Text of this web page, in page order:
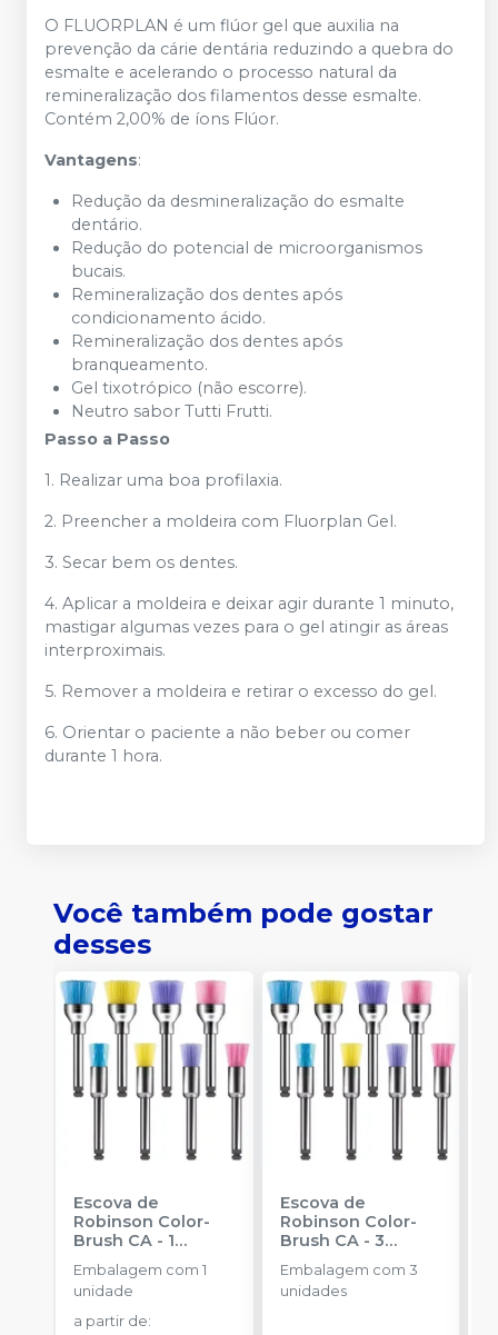
O FLUORPLAN é um flúor gel que auxilia na
prevenção da cárie dentária reduzindo a quebra do
esmalte e acelerando o processo natural da
remineralização dos filamentos desse esmalte.
Contém 2,00% de íons Flúor.
Vantagens:
Redução da desmineralização do esmalte
dentário.
Redução do potencial de microorganismos
bucais.
Remineralização dos dentes após
condicionamento ácido.
Remineralização dos dentes após
branqueamento.
Gel tixotrópico (não escorre).
Neutro sabor Tutti Frutti.
Passo a Passo
1. Realizar uma boa profilaxia.
2. Preencher a moldeira com Fluorplan Gel.
3. Secar bem os dentes.
4. Aplicar a moldeira e deixar agir durante 1 minuto,
mastigar algumas vezes para o gel atingir as áreas
interproximais.
5. Remover a moldeira e retirar o excesso do gel.
6. Orientar o paciente a não beber ou comer
durante 1 hora.
Você também pode gostar
desses
Escova de
Robinson Color-
Brush CA - 1
unidade
AMERICAN BURRS
Embalagem com 1
unidade
a partir de:
Escova de
Robinson Color-
Brush CA - 3
unidades
AMERICAN BURRS
Embalagem com 3
unidades